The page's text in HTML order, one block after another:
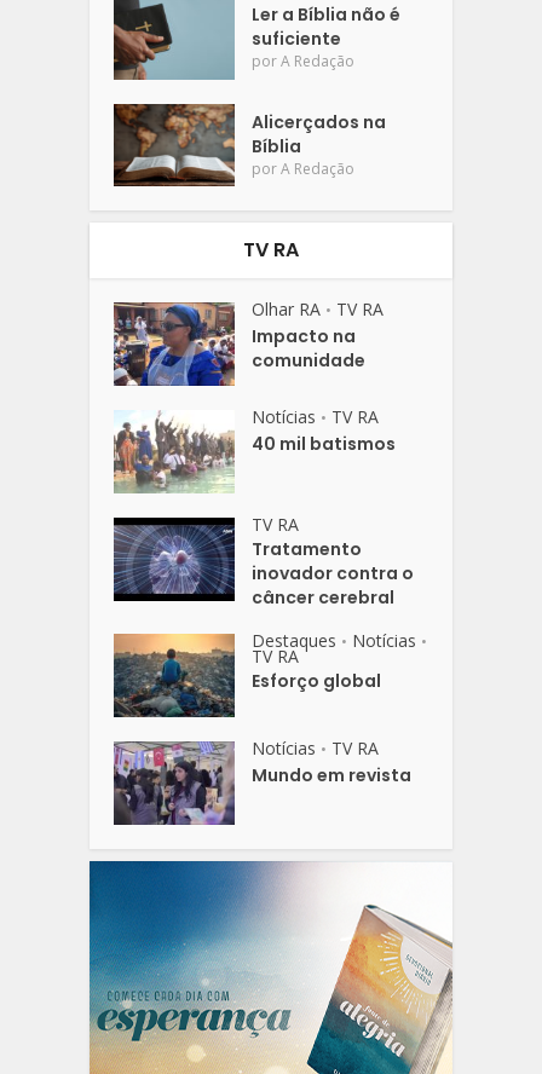
Ler a Bíblia não é
suficiente
porA Redação
Alicerçados na
Bíblia
porA Redação
TV RA
Olhar RA • TV RA
Impacto na
comunidade
Notícias • TV RA
40 mil batismos
TV RA
Tratamento
inovador contra o
câncer cerebral
Destaques • Notícias •
TV RA
Esforço global
Notícias • TV RA
Mundo em revista